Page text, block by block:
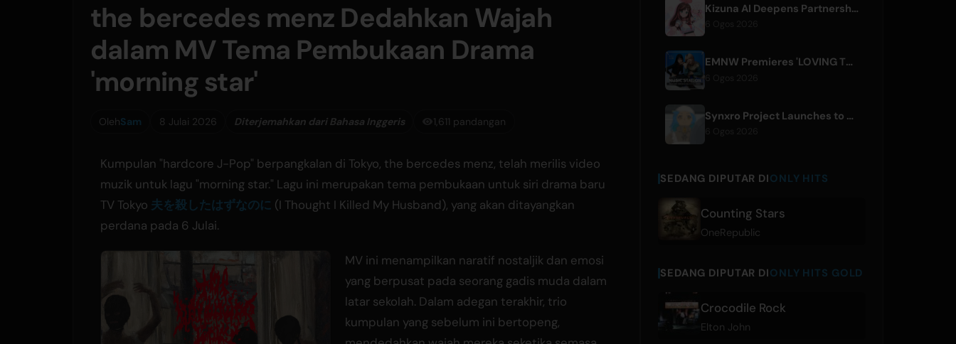
the bercedes menz Dedahkan Wajah
dalam MV Tema Pembukaan Drama
'morning star'
OlehSam 8 Julai 2026 Diterjemahkan dari Bahasa Inggeris 1,611 pandangan
Kumpulan "hardcore J-Pop" berpangkalan di Tokyo, the bercedes menz, telah merilis video
muzik untuk lagu "morning star." Lagu ini merupakan tema pembukaan untuk siri drama baru
TV Tokyo 夫を殺したはずなのに (I Thought I Killed My Husband), yang akan ditayangkan
perdana pada 6 Julai.
MV ini menampilkan naratif nostaljik dan emosi
yang berpusat pada seorang gadis muda dalam
latar sekolah. Dalam adegan terakhir, trio
kumpulan yang sebelum ini bertopeng,
Kizuna AI Deepens Partnership with Asobisystem Ahead of 10th Anniversary World Tour
EMNW Premieres 'LOVING TO GET US BY' Music Video on August 7
6 Ogos 2026
Synxro Project Launches to Create New IP from Fictional Anime Openings
SEDANG DIPUTAR DIONLY HITS
Counting Stars
OneRepublic
SEDANG DIPUTAR DIONLY HITS GOLD
Crocodile Rock
Elton John